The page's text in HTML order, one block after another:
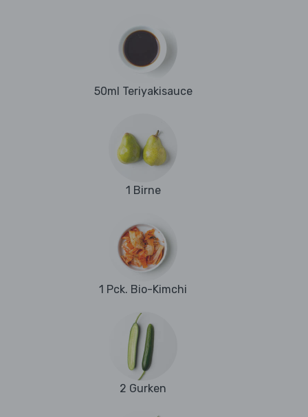
50ml Teriyakisauce
1 Birne
1 Pck. Bio-Kimchi
2 Gurken